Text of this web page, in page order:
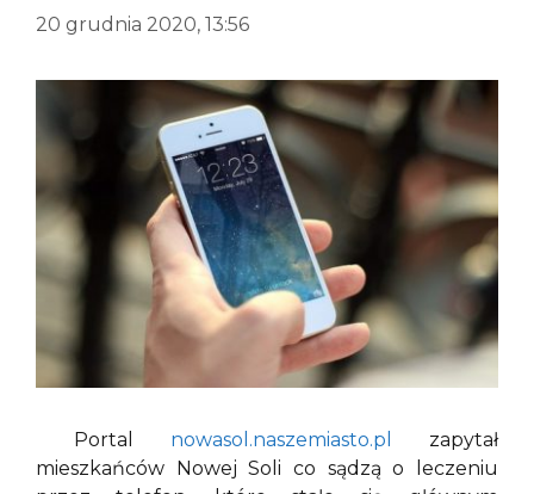
20 grudnia 2020, 13:56
Portal nowasol.naszemiasto.pl
zapytał
mieszkańców Nowej Soli co sądzą o leczeniu